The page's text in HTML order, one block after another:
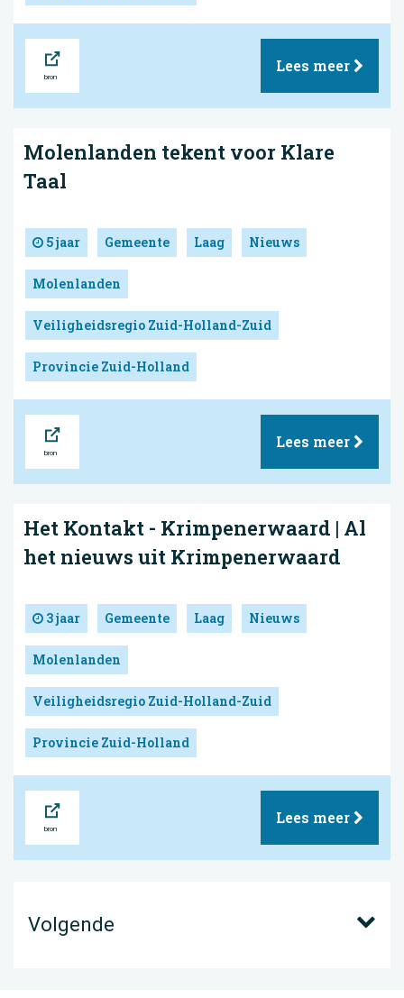
Lees meer
Molenlanden tekent voor Klare
Taal
5 jaar Gemeente Laag Nieuws
Molenlanden
Veiligheidsregio Zuid-Holland-Zuid
Provincie Zuid-Holland
Lees meer
Het Kontakt - Krimpenerwaard | Al
het nieuws uit Krimpenerwaard
3 jaar Gemeente Laag Nieuws
Molenlanden
Veiligheidsregio Zuid-Holland-Zuid
Provincie Zuid-Holland
Lees meer
Volgende